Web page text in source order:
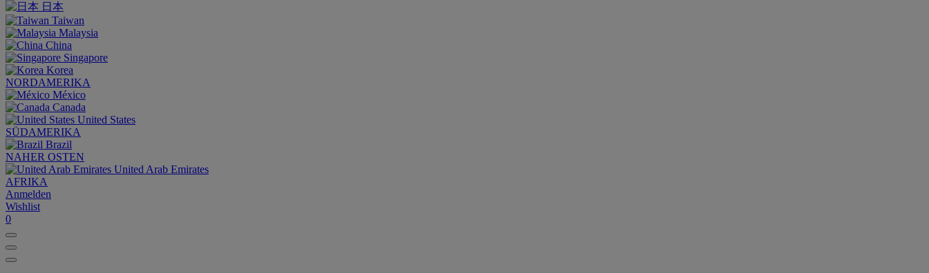
日本
Taiwan
Malaysia
China
Singapore
Korea
NORDAMERIKA
México
Canada
United States
SÜDAMERIKA
Brazil
NAHER OSTEN
United Arab Emirates
AFRIKA
Anmelden
Wishlist
0